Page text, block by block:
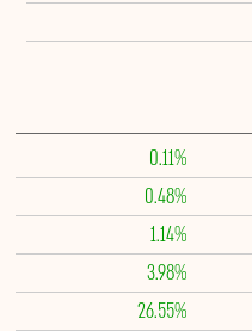
0.11%
0.48%
1.14%
3.98%
26.55%